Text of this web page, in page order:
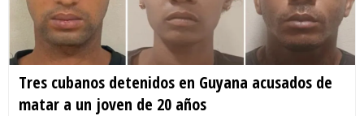
Tres cubanos detenidos en Guyana acusados de
matar a un joven de 20 años